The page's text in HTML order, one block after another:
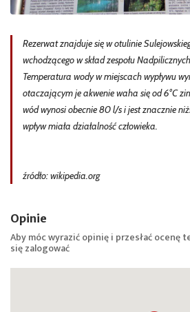
Rezerwat znajduje się w otulinie
wchodzącego w skład zespołu
Temperatura wody w miejscach wypływu
otaczającym je akwenie waha się od 6°C
wód wynosi obecnie 80 l/s i jest znacznie
wpływ miała działalność człowieka.
źródło: wikipedia.org
Opinie
Aby móc wyrazić opinię i przesłać ocenę
sięzalogować